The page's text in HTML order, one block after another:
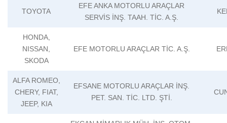
TOYOTA
EFE ANKA MOTORLU ARAÇLAR
SERVİS İNŞ. TAAH. TİC. A.Ş.
HONDA,
NISSAN,
SKODA
EFE MOTORLU ARAÇLAR TİC. A.Ş.
ALFA ROMEO,
CHERY, FIAT,
JEEP, KIA
EFSANE MOTORLU ARAÇLAR İNŞ.
PET. SAN. TİC. LTD. ŞTİ.